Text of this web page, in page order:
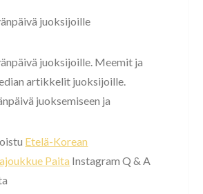
juoksijoille
juoksijoille. Meemit ja
artikkelit juoksijoille.
juoksemiseen ja
Etelä-Korean
Paita Instagram Q & A